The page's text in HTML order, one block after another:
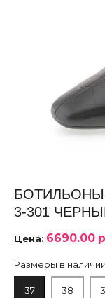
БОТИЛЬОНЫ
3-301
Цена: 6690.00
Размеры в наличии
37 38